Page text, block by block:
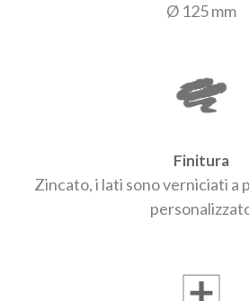
Ø 125 mm
Finitura
Zincato, i lati sono verniciati a